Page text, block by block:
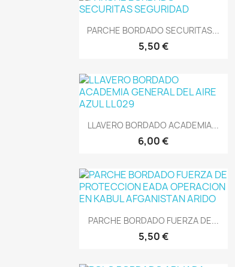
Vista rápida
PARCHE BORDADO SECURITAS...
5,50 €
Vista rápida
LLAVERO BORDADO ACADEMIA...
6,00 €
Vista rápida
PARCHE BORDADO FUERZA DE...
5,50 €